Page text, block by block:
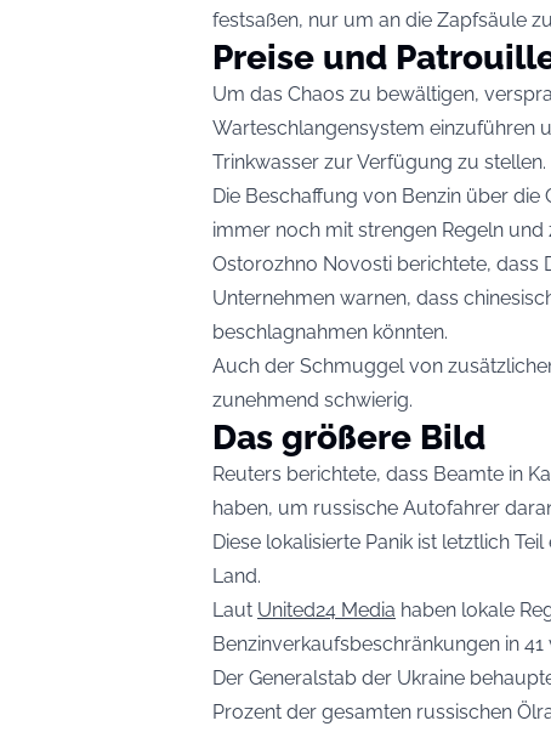
festsaßen, nur um an die Zapfsäule
Preise und
Um das Chaos zu bewältigen,
Warteschlangensystem einzuführen
Trinkwasser zur Verfügung zu stellen.
Die Beschaffung von Benzin über
immer noch mit strengen Regeln
Ostorozhno Novosti berichtete, dass
Unternehmen warnen, dass
beschlagnahmen könnten.
Auch der Schmuggel von
zunehmend schwierig.
Das größere Bild
Reuters berichtete, dass Beamte in
haben, um russische Autofahrer
Diese lokalisierte Panik ist letztlich
Land.
Laut United24 Media haben lokale
Benzinverkaufsbeschränkungen in
Der Generalstab der Ukraine
Prozent der gesamten russischen